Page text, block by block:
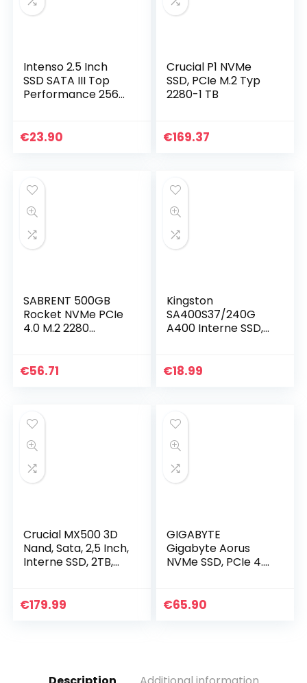
Intenso 2.5 Inch
SSD SATA III Top
Performance 256
€23.90
Crucial P1 NVMe
SSD, PCIe M.2 Typ
2280-1 TB
€169.37
SABRENT 500GB
Rocket NVMe PCIe
4.0 M.2 2280
Maximale
€56.71
Kingston
SA400S37/240G
A400 Interne SSD,
€18.99
Crucial MX500 3D
Nand, Sata, 2,5 Inch,
Interne SSD, 2TB,
€179.99
GIGABYTE
Gigabyte Aorus
NVMe SSD, PCIe 4.0
€65.90